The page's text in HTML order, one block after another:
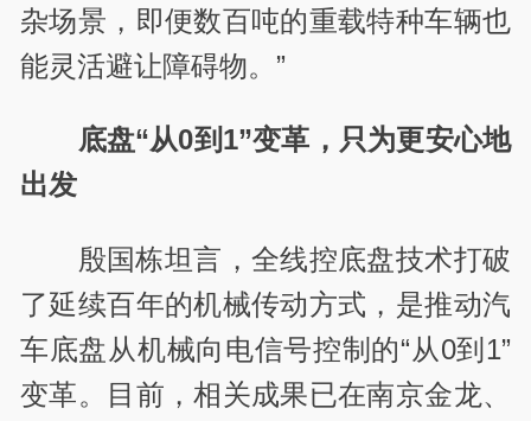
杂场景，即便数百吨的重载特种车辆也
能灵活避让障碍物。”
底盘“从0到1”变革，只为更安心地
出发
殷国栋坦言，全线控底盘技术打破
了延续百年的机械传动方式，是推动汽
车底盘从机械向电信号控制的“从0到1”
变革。目前，相关成果已在南京金龙、